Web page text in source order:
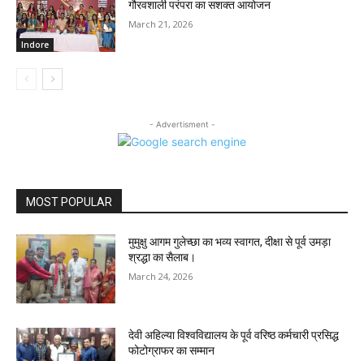
Indore
गौरवशाली परंपरा का सशक्त आयोजन
March 21, 2026
- Advertisment -
MOST POPULAR
मुमुक्षु आगम गुलेच्छा का भव्य स्वागत, दीक्षा से पूर्व उमड़ा
श्रद्धा का सैलाब।
March 24, 2026
देवी अहिल्या विश्वविद्यालय के पूर्व वरिष्ठ कर्मचारी प्रसिद्ध
फोटोग्राफर का सम्मान